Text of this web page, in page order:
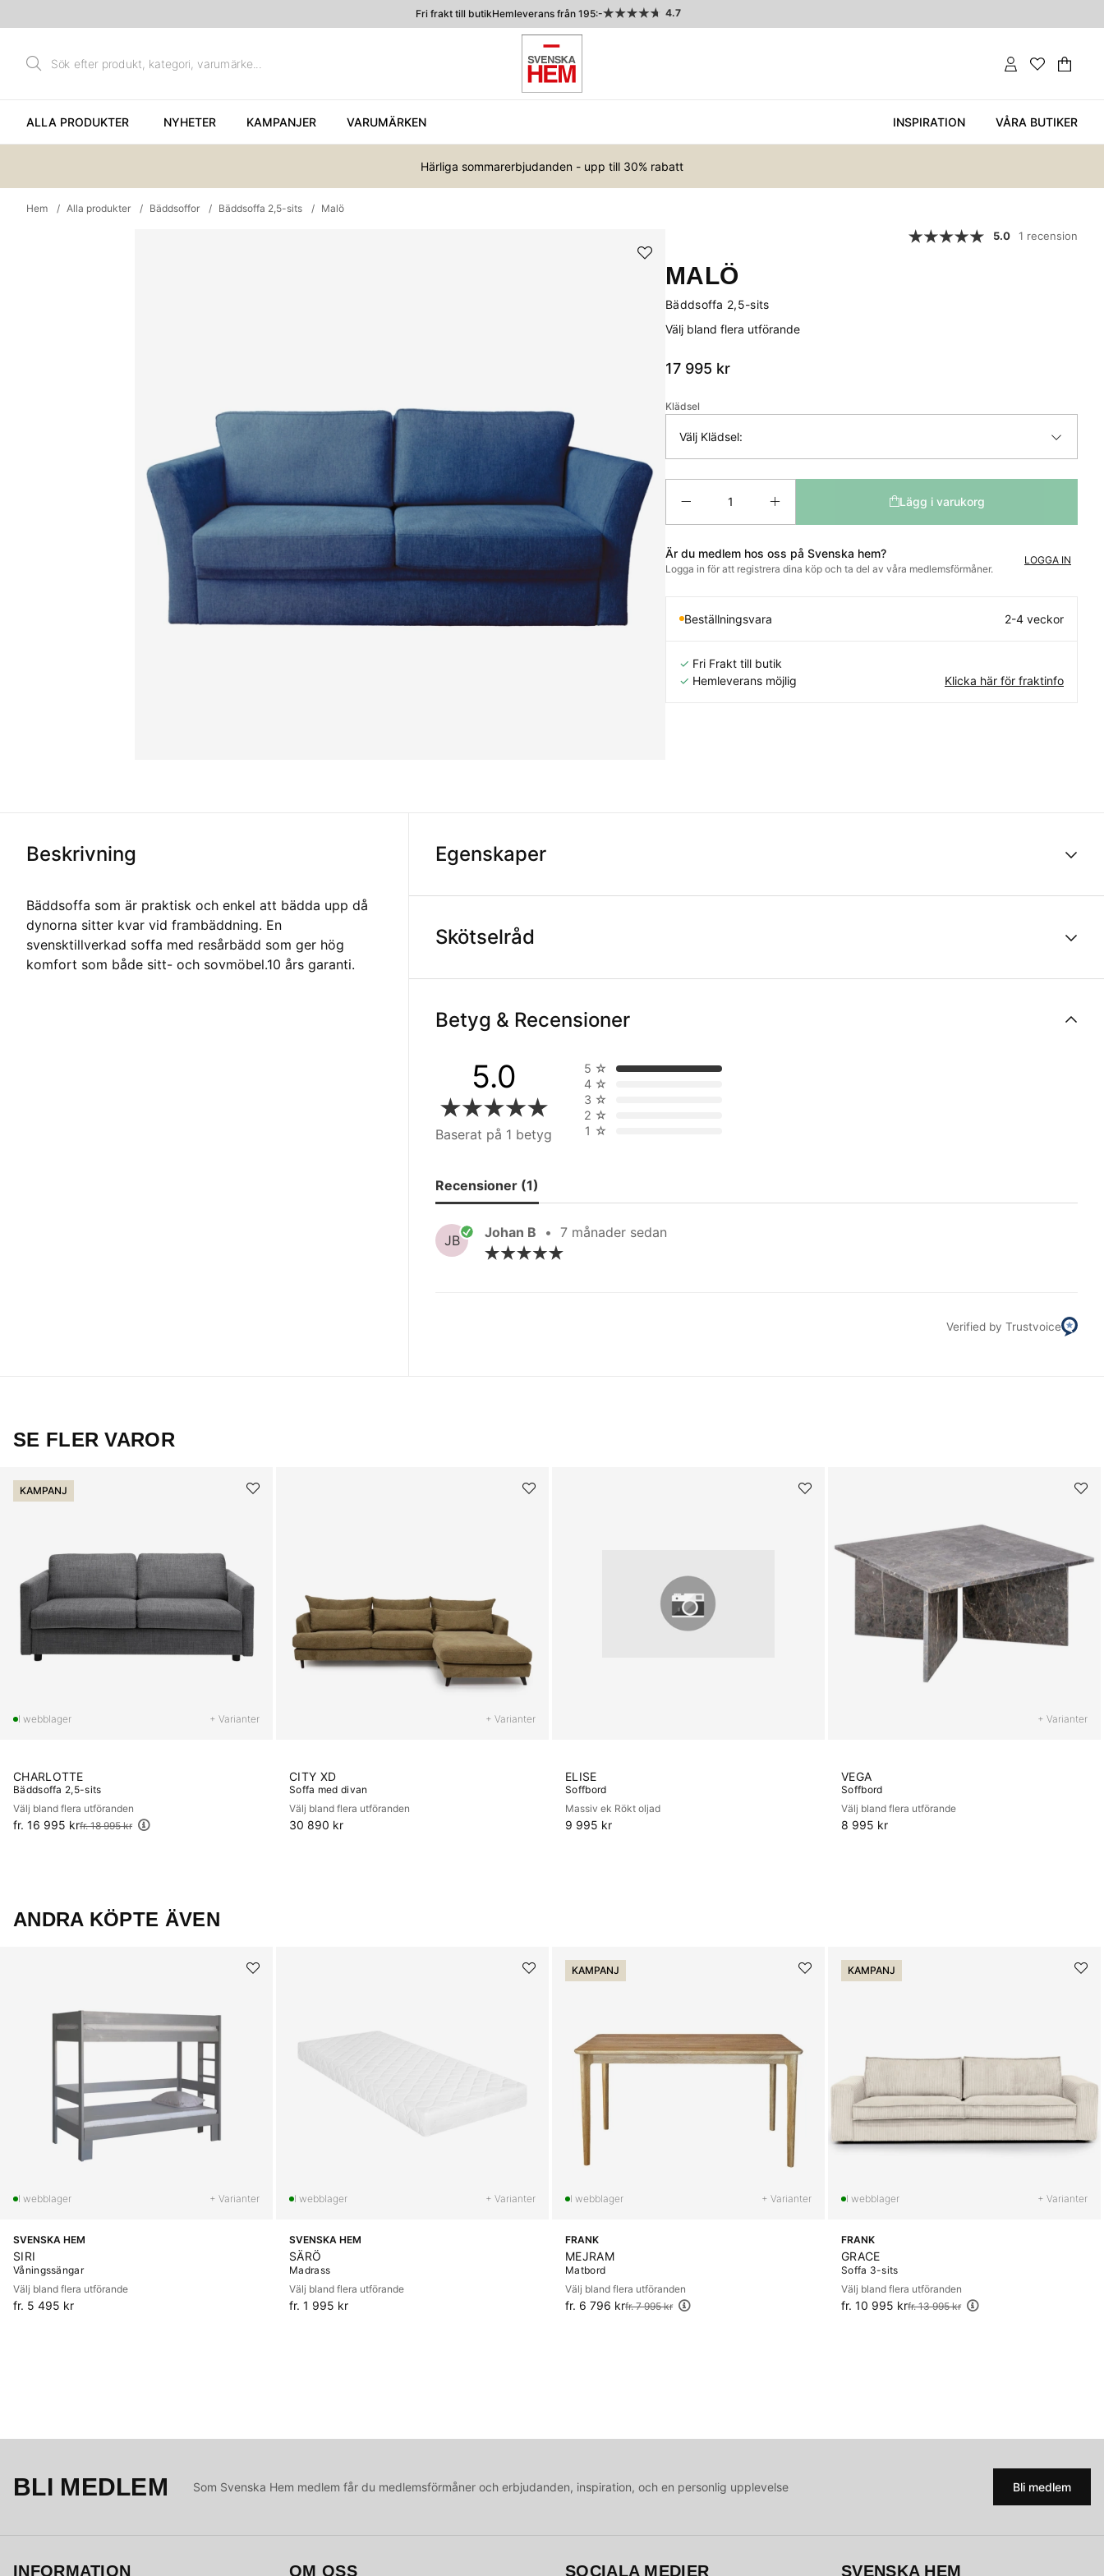
Fri frakt till butikHemleverans från 195:- 4.7
.
ALLA PRODUKTER NYHETER KAMPANJER VARUMÄRKEN INSPIRATION VÅRA BUTIKER
Härliga sommarerbjudanden - upp till 30% rabatt
Hem Alla produkter Bäddsoffor Bäddsoffa 2,5-sits Malö
5.0 1 recension
MALÖ
Bäddsoffa 2,5-sits
Välj bland flera utförande
17 995 kr
Klädsel
Välj Klädsel:
Lägg i varukorg
Är du medlem hos oss på Svenska hem?
Logga in för att registrera dina köp och ta del av våra medlemsförmåner.
LOGGA IN
Beställningsvara 2-4 veckor
✓ Fri Frakt till butik
✓ Hemleverans möjlig Klicka här för fraktinfo
Beskrivning
Bäddsoffa som är praktisk och enkel att bädda upp då
dynorna sitter kvar vid frambäddning. En
svensktillverkad soffa med resårbädd som ger hög
komfort som både sitt- och sovmöbel.10 års garanti.
Egenskaper
Skötselråd
Betyg & Recensioner
5.0
Baserat på 1 betyg
5 ☆
4 ☆
3 ☆
2 ☆
1 ☆
Recensioner (1)
JB Johan B • 7 månader sedan
Verified by Trustvoice
SE FLER VAROR
KAMPANJ
+ Varianter
CHARLOTTE
Bäddsoffa 2,5-sits
Välj bland flera utföranden
fr. 16 995 kr
Ordinarie pris:fr. 18 995 kr
+ Varianter
CITY XD
Soffa med divan
Välj bland flera utföranden
30 890 kr
ELISE
Soffbord
Massiv ek Rökt oljad
9 995 kr
+ Varianter
VEGA
Soffbord
Välj bland flera utförande
8 995 kr
ANDRA KÖPTE ÄVEN
+ Varianter
SVENSKA HEM
SIRI
Våningssängar
Välj bland flera utförande
fr. 5 495 kr
+ Varianter
SVENSKA HEM
SÄRÖ
Madrass
Välj bland flera utförande
fr. 1 995 kr
KAMPANJ
+ Varianter
FRANK
MEJRAM
Matbord
Välj bland flera utföranden
fr. 6 796 kr
Ordinarie pris:fr. 7 995 kr
KAMPANJ
+ Varianter
FRANK
GRACE
Soffa 3-sits
Välj bland flera utföranden
fr. 10 995 kr
Ordinarie pris:fr. 13 995 kr
BLI MEDLEM Som Svenska Hem medlem får du medlemsförmåner och erbjudanden, inspiration, och en personlig upplevelse Bli medlem
INFORMATION OM OSS SOCIALA MEDIER SVENSKA HEM